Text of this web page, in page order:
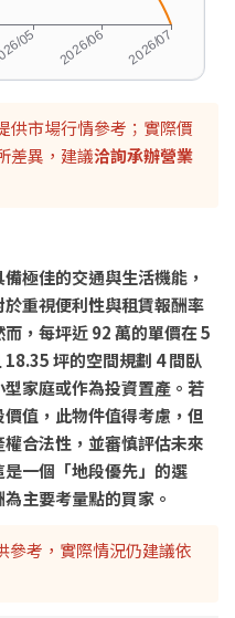
供市場行情參考；實際價
差異，建議洽詢承辦營業
極佳的交通與生活機能，
重視便利性與租賃報酬率
，每坪近 92 萬的單價在 5
坪的空間規劃 4 間臥
家庭或作為投資置產。若
值，此物件值得考慮，但
合法性，並審慎評估未來
一個「地段優先」的選
主要考量點的買家。
參考，實際情況仍建議依